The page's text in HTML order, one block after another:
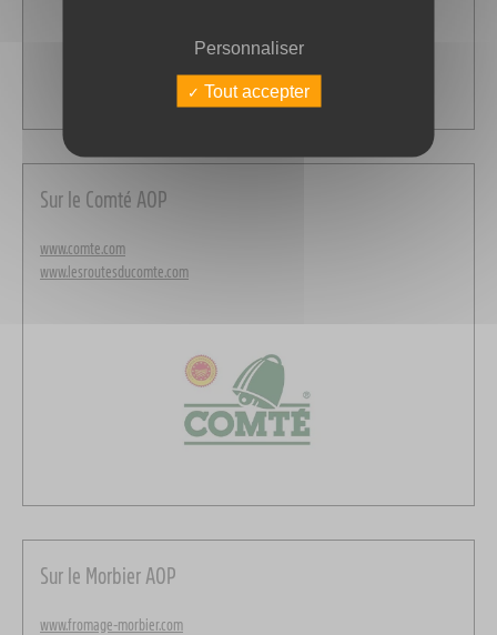
Sur le Comté AOP
www.comte.com
www.lesroutesducomte.com
Sur le Morbier AOP
www.fromage-morbier.com
Personnaliser
Tout accepter